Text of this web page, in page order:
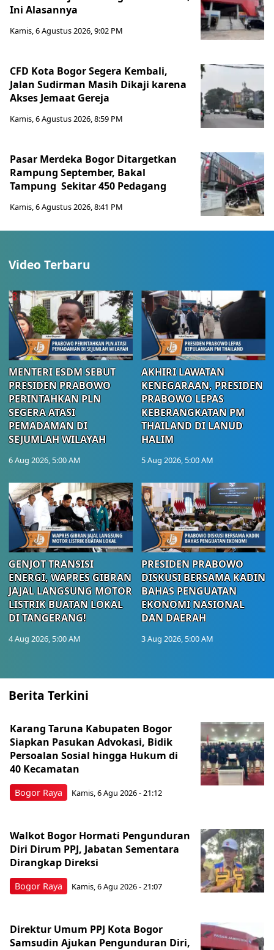
Ini Alasannya
Kamis, 6 Agustus 2026, 9:02 PM
CFD Kota Bogor Segera Kembali,
Jalan Sudirman Masih Dikaji karena
Akses Jemaat Gereja
Kamis, 6 Agustus 2026, 8:59 PM
Pasar Merdeka Bogor Ditargetkan
Rampung September, Bakal
Tampung Sekitar 450 Pedagang
Kamis, 6 Agustus 2026, 8:41 PM
Video Terbaru
MENTERI ESDM SEBUT
PRESIDEN PRABOWO
PERINTAHKAN PLN
SEGERA ATASI
PEMADAMAN DI
SEJUMLAH WILAYAH
6 Aug 2026, 5:00 AM
AKHIRI LAWATAN
KENEGARAAN, PRESIDEN
PRABOWO LEPAS
KEBERANGKATAN PM
THAILAND DI LANUD
HALIM
5 Aug 2026, 5:00 AM
GENJOT TRANSISI
ENERGI, WAPRES GIBRAN
JAJAL LANGSUNG MOTOR
LISTRIK BUATAN LOKAL
DI TANGERANG!
4 Aug 2026, 5:00 AM
PRESIDEN PRABOWO
DISKUSI BERSAMA KADIN
BAHAS PENGUATAN
EKONOMI NASIONAL
DAN DAERAH
3 Aug 2026, 5:00 AM
Berita Terkini
Bogor Raya
Karang Taruna Kabupaten Bogor
Siapkan Pasukan Advokasi, Bidik
Persoalan Sosial hingga Hukum di
40 Kecamatan
Kamis, 6 Agu 2026 - 21:12
Bogor Raya
Walkot Bogor Hormati Pengunduran
Diri Dirum PPJ, Jabatan Sementara
Dirangkap Direksi
Kamis, 6 Agu 2026 - 21:07
Direktur Umum PPJ Kota Bogor
Samsudin Ajukan Pengunduran Diri,